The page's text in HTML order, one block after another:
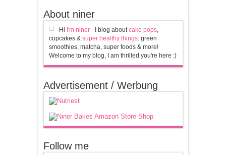
About niner
Hi I'm niner- I blog aboutcake pops,
cupcakes & super healthy things: green
smoothies, matcha, super foods & more!
Welcome to my blog, I am thrilled you're here :)
Advertisement / Werbung
Follow me